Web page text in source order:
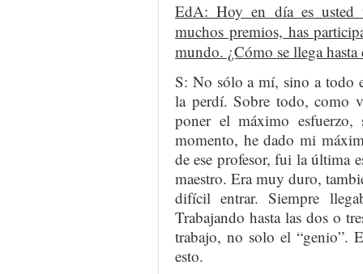
EdA: Hoy en día es usted
muchos premios, has
mundo. ¿Cómo se llega hasta
S: No sólo a mí, sino a todo
la perdí. Sobre todo, como
poner el máximo
momento, he dado mi
de ese profesor, fui la última
maestro. Era muy duro,
difícil entrar. Siempre
Trabajando hasta las dos o
trabajo, no solo el “genio”.
esto.